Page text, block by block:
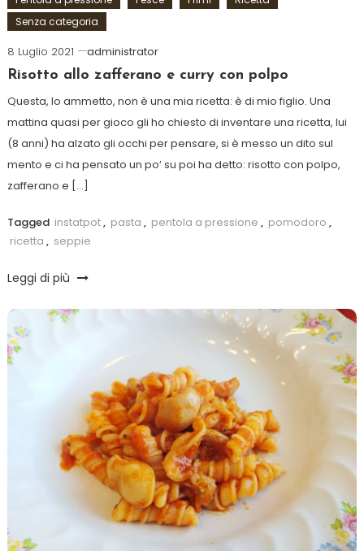
Senza categoria
8 Luglio 2021
administrator
Risotto allo zafferano e curry con polpo
Questa, lo ammetto, non è una mia ricetta: è di mio figlio. Una
mattina quasi per gioco gli ho chiesto di inventare una ricetta, lui
(8 anni) ha alzato gli occhi per pensare, si è messo un dito sul
mento e ci ha pensato un po’ su poi ha detto: risotto con polpo,
zafferano e […]
Tagged instatpot, pasta , pentola a pressione , pomodoro ,
ricetta , seppie
Leggi di più